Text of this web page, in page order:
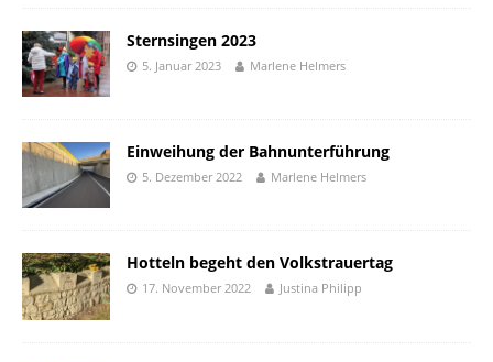
Sternsingen 2023
5. Januar 2023 Marlene Helmers
Einweihung der Bahnunterführung
5. Dezember 2022 Marlene Helmers
Hotteln begeht den Volkstrauertag
17. November 2022 Justina Philipp